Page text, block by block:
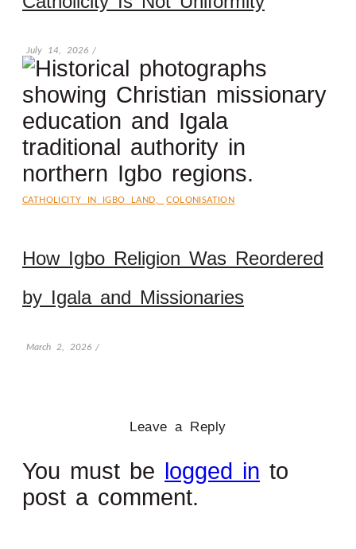
July 14, 2026 /
CATHOLICITY IN IGBO LAND, COLONISATION
How Igbo Religion Was Reordered
by Igala and Missionaries
March 2, 2026 /
Leave a Reply
You must be logged in to
post a comment.